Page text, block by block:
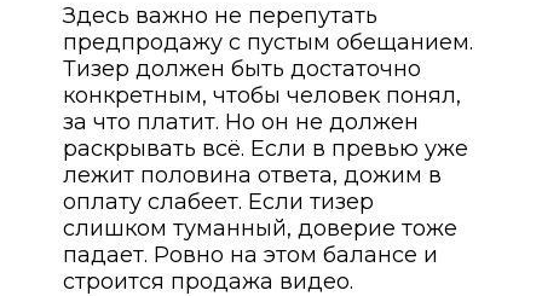
Здесь важно не перепутать
предпродажу с пустым обещанием.
Тизер должен быть достаточно
конкретным, чтобы человек понял,
за что платит. Но он не должен
раскрывать всё. Если в превью уже
лежит половина ответа, дожим в
оплату слабеет. Если тизер
слишком туманный, доверие тоже
падает. Ровно на этом балансе и
строится продажа видео.